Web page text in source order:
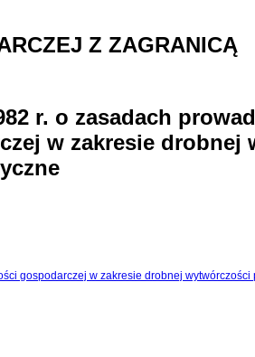
Z ZAGRANICĄ
r. o zasadach
w zakresie drobnej
gospodarczej w zakresie drobnej